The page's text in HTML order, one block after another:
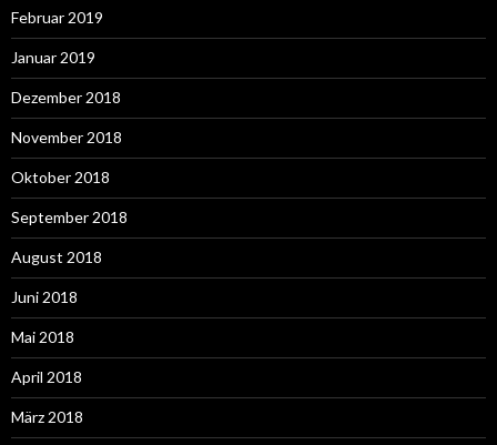
Februar 2019
Januar 2019
Dezember 2018
November 2018
Oktober 2018
September 2018
August 2018
Juni 2018
Mai 2018
April 2018
März 2018